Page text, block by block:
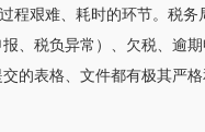
程艰难、耗时的环节。税
、税负异常）、欠税、逾
的表格、文件都有极其严